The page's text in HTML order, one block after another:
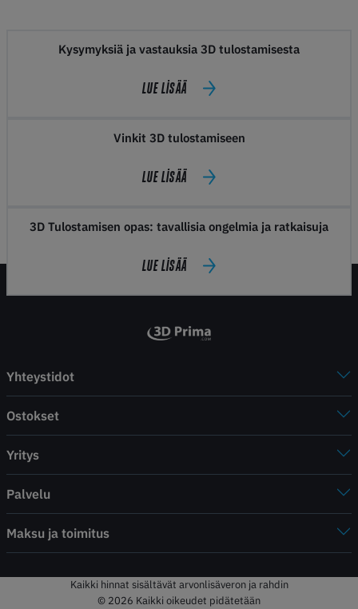
Kysymyksiä ja vastauksia 3D tulostamisesta
LUE LISÄÄ
Vinkit 3D tulostamiseen
LUE LISÄÄ
3D Tulostamisen opas: tavallisia ongelmia ja ratkaisuja
LUE LISÄÄ
Yhteystidot
Ostokset
Yritys
Palvelu
Maksu ja toimitus
Kaikki hinnat sisältävät arvonlisäveron ja rahdin
© 2026 Kaikki oikeudet pidätetään